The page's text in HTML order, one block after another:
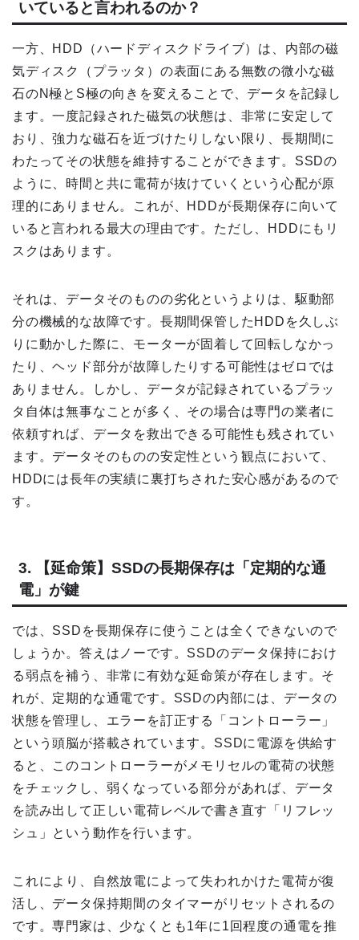
いていると言われるのか？
一方、HDD（ハードディスクドライブ）は、内部の磁
気ディスク（プラッタ）の表面にある無数の微小な磁
石のN極とS極の向きを変えることで、データを記録し
ます。一度記録された磁気の状態は、非常に安定して
おり、強力な磁石を近づけたりしない限り、長期間に
わたってその状態を維持することができます。SSDの
ように、時間と共に電荷が抜けていくという心配が原
理的にありません。これが、HDDが長期保存に向いて
いると言われる最大の理由です。ただし、HDDにもリ
スクはあります。
それは、データそのものの劣化というよりは、駆動部
分の機械的な故障です。長期間保管したHDDを久しぶ
りに動かした際に、モーターが固着して回転しなかっ
たり、ヘッド部分が故障したりする可能性はゼロでは
ありません。しかし、データが記録されているプラッ
タ自体は無事なことが多く、その場合は専門の業者に
依頼すれば、データを救出できる可能性も残されてい
ます。データそのものの安定性という観点において、
HDDには長年の実績に裏打ちされた安心感があるので
す。
3. 【延命策】SSDの長期保存は「定期的な通
電」が鍵
では、SSDを長期保存に使うことは全くできないので
しょうか。答えはノーです。SSDのデータ保持におけ
る弱点を補う、非常に有効な延命策が存在します。そ
れが、定期的な通電です。SSDの内部には、データの
状態を管理し、エラーを訂正する「コントローラー」
という頭脳が搭載されています。SSDに電源を供給す
ると、このコントローラーがメモリセルの電荷の状態
をチェックし、弱くなっている部分があれば、データ
を読み出して正しい電荷レベルで書き直す「リフレッ
シュ」という動作を行います。
これにより、自然放電によって失われかけた電荷が復
活し、データ保持期間のタイマーがリセットされるの
です。専門家は、少なくとも1年に1回程度の通電を推